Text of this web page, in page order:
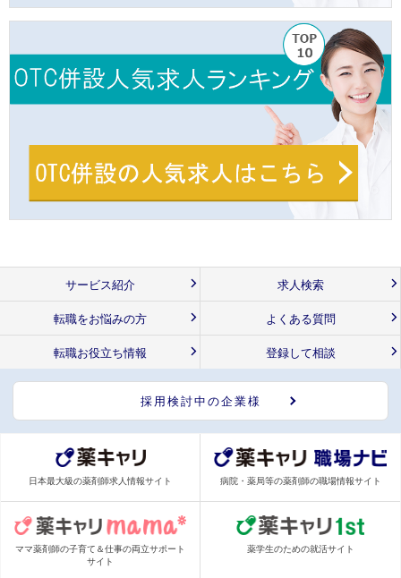
サービス紹介 求人検索
転職をお悩みの方 よくある質問
転職お役立ち情報 登録して相談
採用検討中の企業様
日本最大級の薬剤師求人情報サイト 病院・薬局等の薬剤師の職場情報サイト
ママ薬剤師の子育て＆仕事の両立サポート
サイト
薬学生のための就活サイト